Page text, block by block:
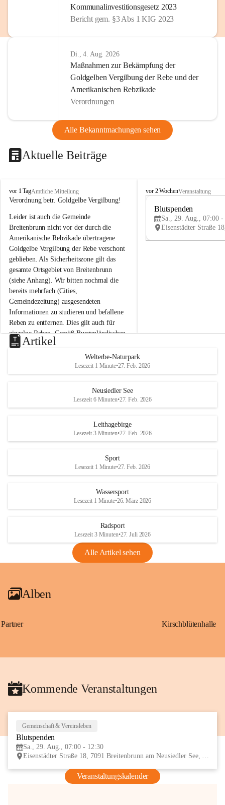
Kommunalinvestitionsgesetz 2023
Bericht gem. §3 Abs 1 KIG 2023
Di., 4. Aug. 2026
Maßnahmen zur Bekämpfung der
Goldgelben Vergilbung der Rebe und der
Amerikanischen Rebzikade
Verordnungen
Alle Bekanntmachungen sehen
Aktuelle Beiträge
B
r
i
t
e
n
b
r
u
n
n
a
m
N
e
u
s
d
S
vor 1 TagAmtliche Mitteilung
Verordnung betr. Goldgelbe Vergilbung!
Leider ist auch die Gemeinde
Breitenbrunn nicht vor der durch die
Amerikanische Rebzikade übertragene
Goldgelbe Vergilbung der Rebe verschont
geblieben. Als Sicherheitszone gilt das
gesamte Ortsgebiet von Breitenbrunn
(siehe Anhang). Wir bitten nochmal die
bereits mehrfach (Cities,
Gemeindezeitung) ausgesendeten
Informationen zu studieren und befallene
Reben zu entfernen. Dies gilt auch für
einzelne Reben. Gemäß Burgenländischen
Weinbaugesetz sind nicht gepflegte oder
unzulässige Weingärten zu roden! Bitte
helfen wir zusammen um unsere Winzer
vor den prognostizierten Ernteausfällen
und den daraus folgenden wirtschaftlichen
Maßnahmen zur Bekämpfung
Rebe und der Amerikanischen
Anhang VBl. EU Nr. 18
1 Seite•1,4 MB
VBl. EU Nr. 18_2026
B
e
u
e
d
r
S
vor 2 WochenVeranstaltung
Blutspenden
Sa., 29. Aug., 07:00 -
Artikel
Welterbe-Naturpark
Lesezeit 1 Minute•27. Feb. 2026
Neusiedler See
Lesezeit 6 Minuten•27. Feb. 2026
Leithagebirge
Lesezeit 3 Minuten•27. Feb. 2026
Sport
Lesezeit 1 Minute•27. Feb. 2026
Wassersport
Lesezeit 1 Minute•26. März 2026
Radsport
Lesezeit 3 Minuten•27. Juli 2026
Alle Artikel sehen
Alben
Partner Kirschblütenhalle
Kommende Veranstaltungen
Gemeinschaft & Vereinsleben
Blutspenden
Sa., 29. Aug., 07:00 - 12:30
Eisenstädter Straße 18, 7091 Breitenbrunn am Neusiedler See, AUT
Veranstaltungskalender